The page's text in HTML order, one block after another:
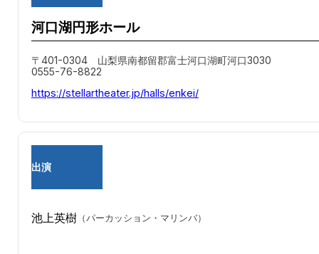
河口湖円形ホール
〒401-0304 山梨県南都留郡富士河口湖町河口3030
0555-76-8822
https://stellartheater.jp/halls/enkei/
出演
池上英樹（パーカッション・マリンバ）